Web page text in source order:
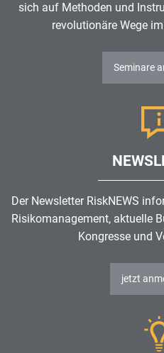
sich auf Methoden und
revolutionäre Wege im
Seminare
Der Newsletter RiskNEWS
Risikomanagement, aktuelle
Kongresse und
jetzt